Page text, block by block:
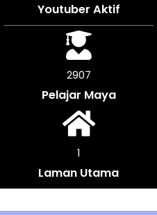
Youtuber Aktif
3393
Pelajar Maya
1
Laman Utama